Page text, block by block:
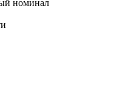
торговый лот
номинал